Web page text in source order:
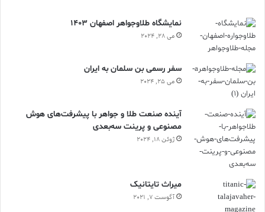
نمایشگاه طلاوجواهر اصفهان 1403
می 28, 2024
سفر رسمی بن سلمان به ایران
می 25, 2024
آینده صنعت طلا و جواهر با پیشرفت‌های هوش
مصنوعی و پرینت سه‌بعدی
ژوئن 18, 2024
ميراث تايتانيک
آگوست 7, 2021